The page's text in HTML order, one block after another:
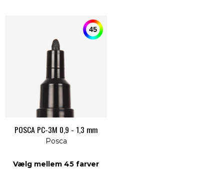
POSCA PC-3M 0,9 - 1,3 mm
Posca
Vælg mellem 45 farver